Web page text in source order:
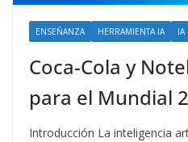
ENSEÑANZA HERRAMIENTA IA IA
Coca-Cola y
para el Mundial
Introducción La inteligencia